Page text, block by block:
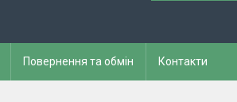
Повернення та обмін Контакти